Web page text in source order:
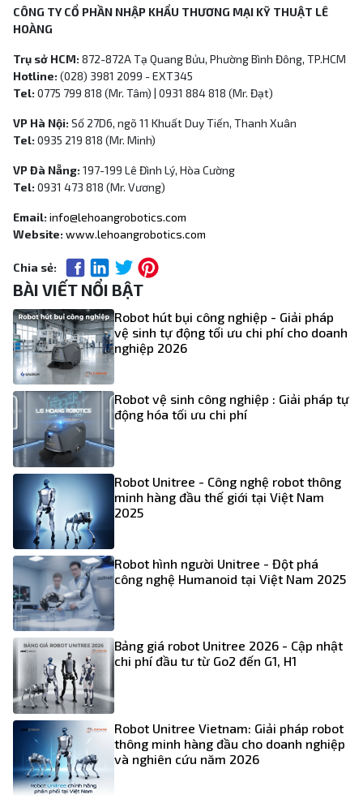
CÔNG TY CỔ PHẦN NHẬP KHẨU THƯƠNG MẠI KỸ THUẬT LÊ
HOÀNG
Trụ sở HCM: 872-872A Tạ Quang Bửu, Phường Bình Đông, TP.HCM
Hotline: (028) 3981 2099 - EXT345
Tel: 0775 799 818 (Mr. Tâm) | 0931 884 818 (Mr. Đạt)
VP Hà Nội: Số 27D6, ngõ 11 Khuất Duy Tiến, Thanh Xuân
Tel: 0935 219 818 (Mr. Minh)
VP Đà Nẵng: 197-199 Lê Đình Lý, Hòa Cường
Tel: 0931 473 818 (Mr. Vương)
Email: info@lehoangrobotics.com
Website: www.lehoangrobotics.com
Chia sẻ:
BÀI VIẾT NỔI BẬT
Robot hút bụi công nghiệp - Giải pháp
vệ sinh tự động tối ưu chi phí cho doanh
nghiệp 2026
Robot vệ sinh công nghiệp : Giải pháp tự
động hóa tối ưu chi phí
Robot Unitree - Công nghệ robot thông
minh hàng đầu thế giới tại Việt Nam
2025
Robot hình người Unitree - Đột phá
công nghệ Humanoid tại Việt Nam 2025
Bảng giá robot Unitree 2026 - Cập nhật
chi phí đầu tư từ Go2 đến G1, H1
Robot Unitree Vietnam: Giải pháp robot
thông minh hàng đầu cho doanh nghiệp
và nghiên cứu năm 2026